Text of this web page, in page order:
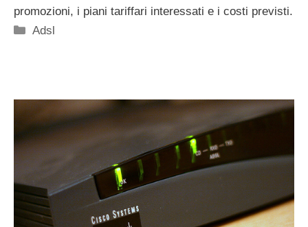
promozioni, i piani tariffari interessati e i costi previsti.
Categorie
Adsl